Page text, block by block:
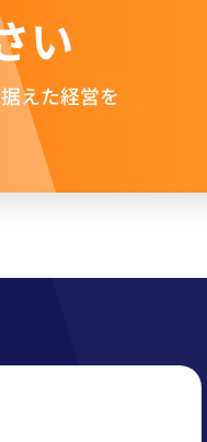
い
えた経営を